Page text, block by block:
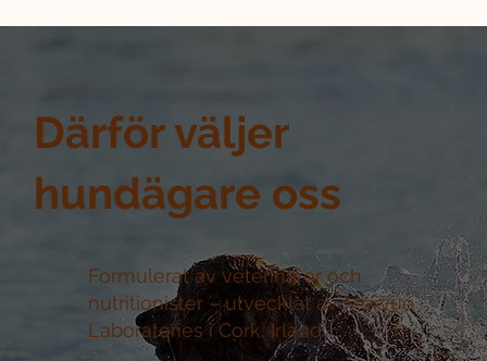
Därför väljer
hundägare oss
Formulerat av veterinärer och
nutritionister –utvecklat av Mervue
Laboratories i Cork, Irland